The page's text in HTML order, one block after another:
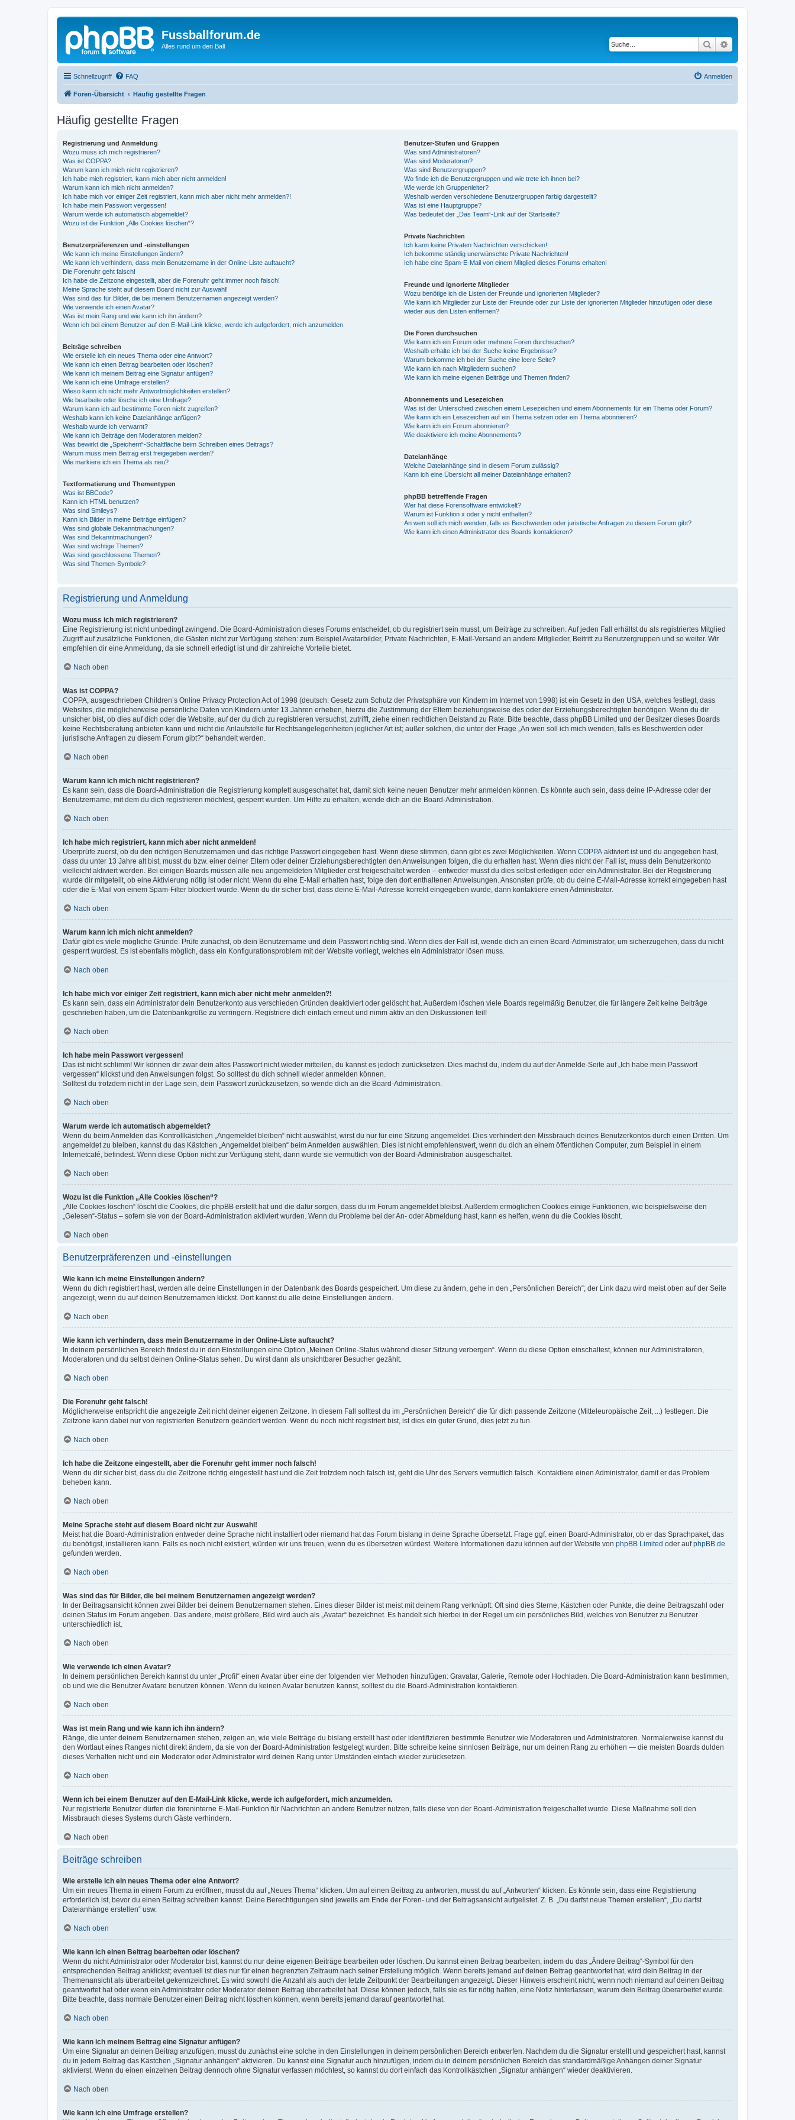
Fussballforum.de
Alles rund um den Ball Suche
Schnellzugriff FAQ Anmelden
Foren-Übersicht Häufig gestellte Fragen
Häufig gestellte Fragen
Registrierung und Anmeldung
Wozu muss ich mich registrieren?
Was ist COPPA?
Warum kann ich mich nicht registrieren?
Ich habe mich registriert, kann mich aber nicht anmelden!
Warum kann ich mich nicht anmelden?
Ich habe mich vor einiger Zeit registriert, kann mich aber nicht mehr anmelden?!
Ich habe mein Passwort vergessen!
Warum werde ich automatisch abgemeldet?
Wozu ist die Funktion „Alle Cookies löschen“?
Benutzerpräferenzen und -einstellungen
Wie kann ich meine Einstellungen ändern?
Wie kann ich verhindern, dass mein Benutzername in der Online-Liste auftaucht?
Die Forenuhr geht falsch!
Ich habe die Zeitzone eingestellt, aber die Forenuhr geht immer noch falsch!
Meine Sprache steht auf diesem Board nicht zur Auswahl!
Was sind das für Bilder, die bei meinem Benutzernamen angezeigt werden?
Wie verwende ich einen Avatar?
Was ist mein Rang und wie kann ich ihn ändern?
Wenn ich bei einem Benutzer auf den E-Mail-Link klicke, werde ich aufgefordert, mich anzumelden.
Beiträge schreiben
Wie erstelle ich ein neues Thema oder eine Antwort?
Wie kann ich einen Beitrag bearbeiten oder löschen?
Wie kann ich meinem Beitrag eine Signatur anfügen?
Wie kann ich eine Umfrage erstellen?
Wieso kann ich nicht mehr Antwortmöglichkeiten erstellen?
Wie bearbeite oder lösche ich eine Umfrage?
Warum kann ich auf bestimmte Foren nicht zugreifen?
Weshalb kann ich keine Dateianhänge anfügen?
Weshalb wurde ich verwarnt?
Wie kann ich Beiträge den Moderatoren melden?
Was bewirkt die „Speichern“-Schaltfläche beim Schreiben eines Beitrags?
Warum muss mein Beitrag erst freigegeben werden?
Wie markiere ich ein Thema als neu?
Textformatierung und Thementypen
Was ist BBCode?
Kann ich HTML benutzen?
Was sind Smileys?
Kann ich Bilder in meine Beiträge einfügen?
Was sind globale Bekanntmachungen?
Was sind Bekanntmachungen?
Was sind wichtige Themen?
Was sind geschlossene Themen?
Was sind Themen-Symbole?
Benutzer-Stufen und Gruppen
Was sind Administratoren?
Was sind Moderatoren?
Was sind Benutzergruppen?
Wo finde ich die Benutzergruppen und wie trete ich ihnen bei?
Wie werde ich Gruppenleiter?
Weshalb werden verschiedene Benutzergruppen farbig dargestellt?
Was ist eine Hauptgruppe?
Was bedeutet der „Das Team“-Link auf der Startseite?
Private Nachrichten
Ich kann keine Privaten Nachrichten verschicken!
Ich bekomme ständig unerwünschte Private Nachrichten!
Ich habe eine Spam-E-Mail von einem Mitglied dieses Forums erhalten!
Freunde und ignorierte Mitglieder
Wozu benötige ich die Listen der Freunde und ignorierten Mitglieder?
Wie kann ich Mitglieder zur Liste der Freunde oder zur Liste der ignorierten Mitglieder hinzufügen oder diese
wieder aus den Listen entfernen?
Die Foren durchsuchen
Wie kann ich ein Forum oder mehrere Foren durchsuchen?
Weshalb erhalte ich bei der Suche keine Ergebnisse?
Warum bekomme ich bei der Suche eine leere Seite?
Wie kann ich nach Mitgliedern suchen?
Wie kann ich meine eigenen Beiträge und Themen finden?
Abonnements und Lesezeichen
Was ist der Unterschied zwischen einem Lesezeichen und einem Abonnements für ein Thema oder Forum?
Wie kann ich ein Lesezeichen auf ein Thema setzen oder ein Thema abonnieren?
Wie kann ich ein Forum abonnieren?
Wie deaktiviere ich meine Abonnements?
Dateianhänge
Welche Dateianhänge sind in diesem Forum zulässig?
Kann ich eine Übersicht all meiner Dateianhänge erhalten?
phpBB betreffende Fragen
Wer hat diese Forensoftware entwickelt?
Warum ist Funktion x oder y nicht enthalten?
An wen soll ich mich wenden, falls es Beschwerden oder juristische Anfragen zu diesem Forum gibt?
Wie kann ich einen Administrator des Boards kontaktieren?
Registrierung und Anmeldung
Wozu muss ich mich registrieren?
Eine Registrierung ist nicht unbedingt zwingend. Die Board-Administration dieses Forums entscheidet, ob du registriert sein musst, um Beiträge zu schreiben. Auf jeden Fall erhältst du als registriertes Mitglied
Zugriff auf zusätzliche Funktionen, die Gästen nicht zur Verfügung stehen: zum Beispiel Avatarbilder, Private Nachrichten, E-Mail-Versand an andere Mitglieder, Beitritt zu Benutzergruppen und so weiter. Wir
empfehlen dir eine Anmeldung, da sie schnell erledigt ist und dir zahlreiche Vorteile bietet.
Nach oben
Was ist COPPA?
COPPA, ausgeschrieben Children’s Online Privacy Protection Act of 1998 (deutsch: Gesetz zum Schutz der Privatsphäre von Kindern im Internet von 1998) ist ein Gesetz in den USA, welches festlegt, dass
Websites, die möglicherweise persönliche Daten von Kindern unter 13 Jahren erheben, hierzu die Zustimmung der Eltern beziehungsweise des oder der Erziehungsberechtigten benötigen. Wenn du dir
unsicher bist, ob dies auf dich oder die Website, auf der du dich zu registrieren versuchst, zutrifft, ziehe einen rechtlichen Beistand zu Rate. Bitte beachte, dass phpBB Limited und der Besitzer dieses Boards
keine Rechtsberatung anbieten kann und nicht die Anlaufstelle für Rechtsangelegenheiten jeglicher Art ist; außer solchen, die unter der Frage „An wen soll ich mich wenden, falls es Beschwerden oder
juristische Anfragen zu diesem Forum gibt?“ behandelt werden.
Nach oben
Warum kann ich mich nicht registrieren?
Es kann sein, dass die Board-Administration die Registrierung komplett ausgeschaltet hat, damit sich keine neuen Benutzer mehr anmelden können. Es könnte auch sein, dass deine IP-Adresse oder der
Benutzername, mit dem du dich registrieren möchtest, gesperrt wurden. Um Hilfe zu erhalten, wende dich an die Board-Administration.
Nach oben
Ich habe mich registriert, kann mich aber nicht anmelden!
Überprüfe zuerst, ob du den richtigen Benutzernamen und das richtige Passwort eingegeben hast. Wenn diese stimmen, dann gibt es zwei Möglichkeiten. Wenn COPPA aktiviert ist und du angegeben hast,
dass du unter 13 Jahre alt bist, musst du bzw. einer deiner Eltern oder deiner Erziehungsberechtigten den Anweisungen folgen, die du erhalten hast. Wenn dies nicht der Fall ist, muss dein Benutzerkonto
vielleicht aktiviert werden. Bei einigen Boards müssen alle neu angemeldeten Mitglieder erst freigeschaltet werden – entweder musst du dies selbst erledigen oder ein Administrator. Bei der Registrierung
wurde dir mitgeteilt, ob eine Aktivierung nötig ist oder nicht. Wenn du eine E-Mail erhalten hast, folge den dort enthaltenen Anweisungen. Ansonsten prüfe, ob du deine E-Mail-Adresse korrekt eingegeben hast
oder die E-Mail von einem Spam-Filter blockiert wurde. Wenn du dir sicher bist, dass deine E-Mail-Adresse korrekt eingegeben wurde, dann kontaktiere einen Administrator.
Nach oben
Warum kann ich mich nicht anmelden?
Dafür gibt es viele mögliche Gründe. Prüfe zunächst, ob dein Benutzername und dein Passwort richtig sind. Wenn dies der Fall ist, wende dich an einen Board-Administrator, um sicherzugehen, dass du nicht
gesperrt wurdest. Es ist ebenfalls möglich, dass ein Konfigurationsproblem mit der Website vorliegt, welches ein Administrator lösen muss.
Nach oben
Ich habe mich vor einiger Zeit registriert, kann mich aber nicht mehr anmelden?!
Es kann sein, dass ein Administrator dein Benutzerkonto aus verschieden Gründen deaktiviert oder gelöscht hat. Außerdem löschen viele Boards regelmäßig Benutzer, die für längere Zeit keine Beiträge
geschrieben haben, um die Datenbankgröße zu verringern. Registriere dich einfach erneut und nimm aktiv an den Diskussionen teil!
Nach oben
Ich habe mein Passwort vergessen!
Das ist nicht schlimm! Wir können dir zwar dein altes Passwort nicht wieder mitteilen, du kannst es jedoch zurücksetzen. Dies machst du, indem du auf der Anmelde-Seite auf „Ich habe mein Passwort
vergessen“ klickst und den Anweisungen folgst. So solltest du dich schnell wieder anmelden können.
Solltest du trotzdem nicht in der Lage sein, dein Passwort zurückzusetzen, so wende dich an die Board-Administration.
Nach oben
Warum werde ich automatisch abgemeldet?
Wenn du beim Anmelden das Kontrollkästchen „Angemeldet bleiben“ nicht auswählst, wirst du nur für eine Sitzung angemeldet. Dies verhindert den Missbrauch deines Benutzerkontos durch einen Dritten. Um
angemeldet zu bleiben, kannst du das Kästchen „Angemeldet bleiben“ beim Anmelden auswählen. Dies ist nicht empfehlenswert, wenn du dich an einem öffentlichen Computer, zum Beispiel in einem
Internetcafé, befindest. Wenn diese Option nicht zur Verfügung steht, dann wurde sie vermutlich von der Board-Administration ausgeschaltet.
Nach oben
Wozu ist die Funktion „Alle Cookies löschen“?
„Alle Cookies löschen“ löscht die Cookies, die phpBB erstellt hat und die dafür sorgen, dass du im Forum angemeldet bleibst. Außerdem ermöglichen Cookies einige Funktionen, wie beispielsweise den
„Gelesen“-Status – sofern sie von der Board-Administration aktiviert wurden. Wenn du Probleme bei der An- oder Abmeldung hast, kann es helfen, wenn du die Cookies löscht.
Nach oben
Benutzerpräferenzen und -einstellungen
Wie kann ich meine Einstellungen ändern?
Wenn du dich registriert hast, werden alle deine Einstellungen in der Datenbank des Boards gespeichert. Um diese zu ändern, gehe in den „Persönlichen Bereich“; der Link dazu wird meist oben auf der Seite
angezeigt, wenn du auf deinen Benutzernamen klickst. Dort kannst du alle deine Einstellungen ändern.
Nach oben
Wie kann ich verhindern, dass mein Benutzername in der Online-Liste auftaucht?
In deinem persönlichen Bereich findest du in den Einstellungen eine Option „Meinen Online-Status während dieser Sitzung verbergen“. Wenn du diese Option einschaltest, können nur Administratoren,
Moderatoren und du selbst deinen Online-Status sehen. Du wirst dann als unsichtbarer Besucher gezählt.
Nach oben
Die Forenuhr geht falsch!
Möglicherweise entspricht die angezeigte Zeit nicht deiner eigenen Zeitzone. In diesem Fall solltest du im „Persönlichen Bereich“ die für dich passende Zeitzone (Mitteleuropäische Zeit, ...) festlegen. Die
Zeitzone kann dabei nur von registrierten Benutzern geändert werden. Wenn du noch nicht registriert bist, ist dies ein guter Grund, dies jetzt zu tun.
Nach oben
Ich habe die Zeitzone eingestellt, aber die Forenuhr geht immer noch falsch!
Wenn du dir sicher bist, dass du die Zeitzone richtig eingestellt hast und die Zeit trotzdem noch falsch ist, geht die Uhr des Servers vermutlich falsch. Kontaktiere einen Administrator, damit er das Problem
beheben kann.
Nach oben
Meine Sprache steht auf diesem Board nicht zur Auswahl!
Meist hat die Board-Administration entweder deine Sprache nicht installiert oder niemand hat das Forum bislang in deine Sprache übersetzt. Frage ggf. einen Board-Administrator, ob er das Sprachpaket, das
du benötigst, installieren kann. Falls es noch nicht existiert, würden wir uns freuen, wenn du es übersetzen würdest. Weitere Informationen dazu können auf der Website von phpBB Limited oder aufphpBB.de
gefunden werden.
Nach oben
Was sind das für Bilder, die bei meinem Benutzernamen angezeigt werden?
In der Beitragsansicht können zwei Bilder bei deinem Benutzernamen stehen. Eines dieser Bilder ist meist mit deinem Rang verknüpft: Oft sind dies Sterne, Kästchen oder Punkte, die deine Beitragszahl oder
deinen Status im Forum angeben. Das andere, meist größere, Bild wird auch als „Avatar“ bezeichnet. Es handelt sich hierbei in der Regel um ein persönliches Bild, welches von Benutzer zu Benutzer
unterschiedlich ist.
Nach oben
Wie verwende ich einen Avatar?
In deinem persönlichen Bereich kannst du unter „Profil“ einen Avatar über eine der folgenden vier Methoden hinzufügen: Gravatar, Galerie, Remote oder Hochladen. Die Board-Administration kann bestimmen,
ob und wie die Benutzer Avatare benutzen können. Wenn du keinen Avatar benutzen kannst, solltest du die Board-Administration kontaktieren.
Nach oben
Was ist mein Rang und wie kann ich ihn ändern?
Ränge, die unter deinem Benutzernamen stehen, zeigen an, wie viele Beiträge du bislang erstellt hast oder identifizieren bestimmte Benutzer wie Moderatoren und Administratoren. Normalerweise kannst du
den Wortlaut eines Ranges nicht direkt ändern, da sie von der Board-Administration festgelegt wurden. Bitte schreibe keine sinnlosen Beiträge, nur um deinen Rang zu erhöhen — die meisten Boards dulden
dieses Verhalten nicht und ein Moderator oder Administrator wird deinen Rang unter Umständen einfach wieder zurücksetzen.
Nach oben
Wenn ich bei einem Benutzer auf den E-Mail-Link klicke, werde ich aufgefordert, mich anzumelden.
Nur registrierte Benutzer dürfen die foreninterne E-Mail-Funktion für Nachrichten an andere Benutzer nutzen, falls diese von der Board-Administration freigeschaltet wurde. Diese Maßnahme soll den
Missbrauch dieses Systems durch Gäste verhindern.
Nach oben
Beiträge schreiben
Wie erstelle ich ein neues Thema oder eine Antwort?
Um ein neues Thema in einem Forum zu eröffnen, musst du auf „Neues Thema“ klicken. Um auf einen Beitrag zu antworten, musst du auf „Antworten“ klicken. Es könnte sein, dass eine Registrierung
erforderlich ist, bevor du einen Beitrag schreiben kannst. Deine Berechtigungen sind jeweils am Ende der Foren- und der Beitragsansicht aufgelistet. Z. B. „Du darfst neue Themen erstellen“, „Du darfst
Dateianhänge erstellen“ usw.
Nach oben
Wie kann ich einen Beitrag bearbeiten oder löschen?
Wenn du nicht Administrator oder Moderator bist, kannst du nur deine eigenen Beiträge bearbeiten oder löschen. Du kannst einen Beitrag bearbeiten, indem du das „Ändere Beitrag“-Symbol für den
entsprechenden Beitrag anklickst; eventuell ist dies nur für einen begrenzten Zeitraum nach seiner Erstellung möglich. Wenn bereits jemand auf deinen Beitrag geantwortet hat, wird dein Beitrag in der
Themenansicht als überarbeitet gekennzeichnet. Es wird sowohl die Anzahl als auch der letzte Zeitpunkt der Bearbeitungen angezeigt. Dieser Hinweis erscheint nicht, wenn noch niemand auf deinen Beitrag
geantwortet hat oder wenn ein Administrator oder Moderator deinen Beitrag überarbeitet hat. Diese können jedoch, falls sie es für nötig halten, eine Notiz hinterlassen, warum dein Beitrag überarbeitet wurde.
Bitte beachte, dass normale Benutzer einen Beitrag nicht löschen können, wenn bereits jemand darauf geantwortet hat.
Nach oben
Wie kann ich meinem Beitrag eine Signatur anfügen?
Um eine Signatur an deinen Beitrag anzufügen, musst du zunächst eine solche in den Einstellungen in deinem persönlichen Bereich entwerfen. Nachdem du die Signatur erstellt und gespeichert hast, kannst
du in jedem Beitrag das Kästchen „Signatur anhängen“ aktivieren. Du kannst eine Signatur auch hinzufügen, indem du in deinem persönlichen Bereich das standardmäßige Anhängen deiner Signatur
aktivierst. Wenn du einen einzelnen Beitrag dennoch ohne Signatur verfassen möchtest, so kannst du dort einfach das Kontrollkästchen „Signatur anhängen“ wieder deaktivieren.
Nach oben
Wie kann ich eine Umfrage erstellen?